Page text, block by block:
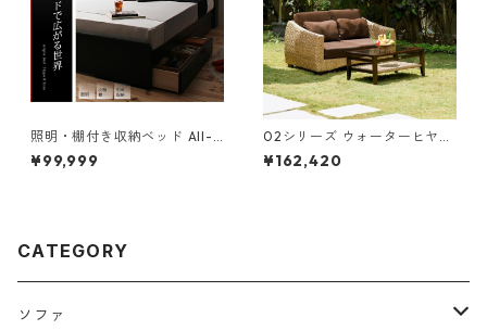
照明・棚付き収納ベッド All-o
ne オールワン 国産ポケットコ
イルマットレス付き ダブル
¥99,999
02シリーズ ウォーターヒヤシ
ンス 2人掛けソファ
¥162,420
CATEGORY
ソファ